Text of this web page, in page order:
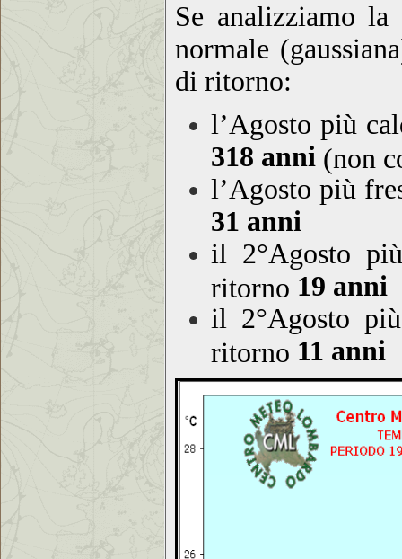
Se analizziamo
normale
di ritorno:
l’Agosto più
318 anni (non
l’Agosto più
31 anni
il 2°Agosto
ritorno 19 anni
il 2°Agosto
ritorno 11 anni